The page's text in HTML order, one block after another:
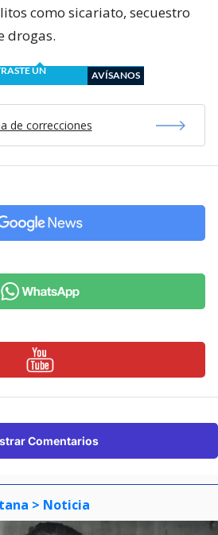
como sicariato, secuestro
drogas.
UN
AVÍSANOS
de correcciones
Comentarios
> Noticia